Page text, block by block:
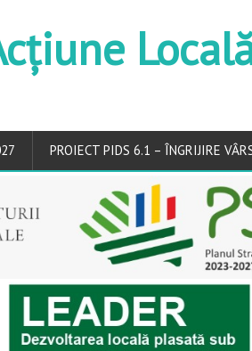
PROIECT PIDS 6.1 – ÎNGRIJIRE